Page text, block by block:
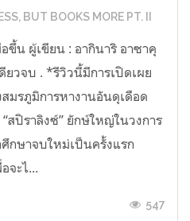
BUT BOOKS MORE PT. II
อขึ้น ผู้เขียน : อากินาริ อาซาคุ
ยวจบ . *รีวิวนี้มีการเปิดเผย
มรภูมิการหางานอันดุเดือด
ปิราลิงซ์” ยักษ์ใหญ่ในวงการ
กษาจบใหม่เป็นครั้งแรก
จะไ...
547